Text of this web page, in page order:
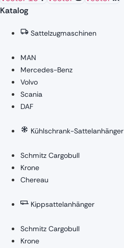
Katalog
Sattelzugmaschinen
MAN
Mercedes-Benz
Volvo
Scania
DAF
Kühlschrank-Sattelanhänger
Schmitz Cargobull
Krone
Chereau
Kippsattelanhänger
Schmitz Cargobull
Krone